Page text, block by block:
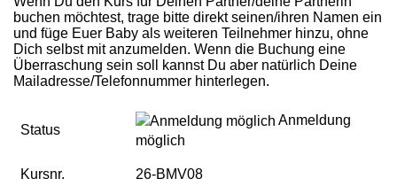
buchen möchtest, trage bitte direkt seinen/ihren Namen ein
und füge Euer Baby als weiteren Teilnehmer hinzu, ohne
Dich selbst mit anzumelden. Wenn die Buchung eine
Überraschung sein soll kannst Du aber natürlich Deine
Mailadresse/Telefonnummer hinterlegen.
Status
Anmeldung
möglich
Kursnr. 26-BMV08